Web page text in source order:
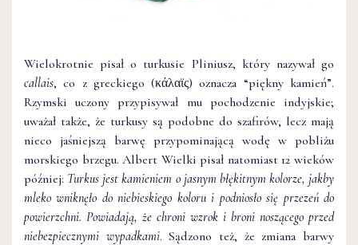
Wielokrotnie pisał o turkusie Pliniusz, który nazywał go
callais, co z greckiego (κάλαϊς) oznacza “piękny kamień”.
Rzymski uczony przypisywał mu pochodzenie indyjskie;
uważał także, że turkusy są podobne do szafirów, lecz mają
nieco jaśniejszą barwę przypominającą wodę w pobliżu
morskiego brzegu. Albert Wielki pisał natomiast 12 wieków
później: Turkus jest kamieniem o jasnym błękitnym kolorze, jakby
mleko wniknęło do niebieskiego koloru i podniosło się przezeń do
powierzchni. Powiadają, że chroni wzrok i broni noszącego przed
niebezpiecznymi wypadkami. Sądzono też, że zmiana barwy